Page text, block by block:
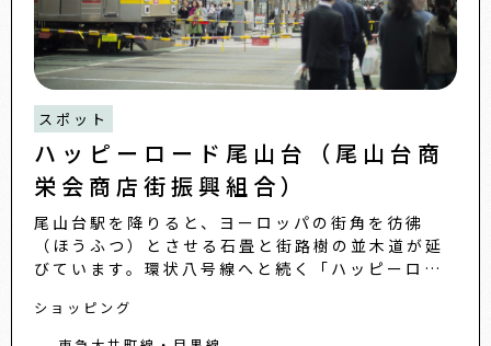
スポット
ハッピーロード尾山台（尾山台商
栄会商店街振興組合）
尾山台駅を降りると、ヨーロッパの街角を彷彿
（ほうふつ）とさせる石畳と街路樹の並木道が延
びています。環状八号線へと続く「ハッピーロー
なパティスリー、こだわりの
ショッピング